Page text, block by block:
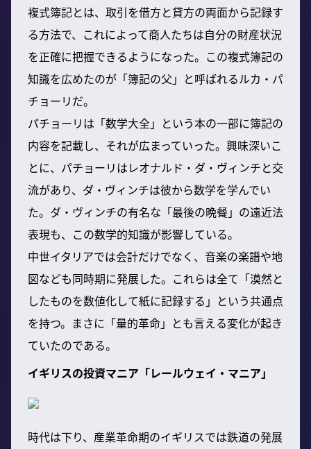
複式簿記とは、取引を借方と貸方の両面から記録す
る方法で、これによって商人たちは自分の財産状況
を正確に把握できるようになった。この複式簿記の
知識を広めたのが「簿記の父」と呼ばれるルカ・パ
チョーリだ。
パチョーリは「数学大全」という本の一部に簿記の
内容を記載し、それが広まっていった。興味深いこ
とに、パチョーリはレオナルド・ダ・ヴィンチと交
流があり、ダ・ヴィンチは彼から数学を学んでい
た。ダ・ヴィンチの有名な「最後の晩餐」の遠近法
表現も、この数学的知識が影響している。
中世イタリアでは会計だけでなく、音楽の楽譜や地
図なども同時期に発展した。これらは全て「漠然と
したものを数値化して紙に記録する」という共通点
を持つ。まさに「量的革命」とも言える変化が起き
ていたのである。
イギリスの投資マニア「レールウェイ・マニア」
時代は下り、産業革命期のイギリスでは鉄道の発展